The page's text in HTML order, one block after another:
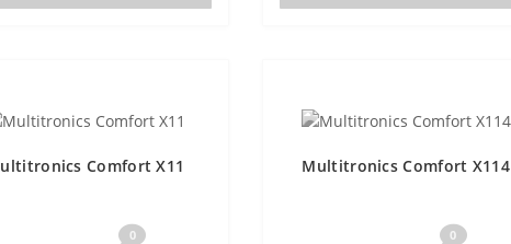
Comfort X11
0
Multitronics Comfort X114
0